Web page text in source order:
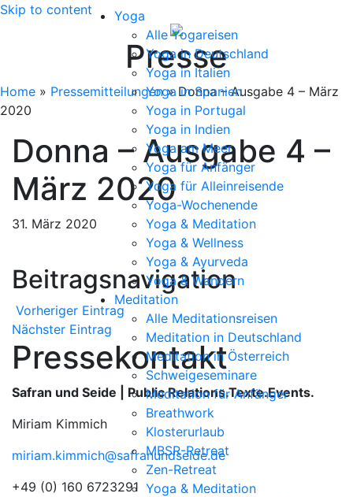
Skip to content
Yoga
Alle Yogareisen
Yoga in Deutschland
Yoga in Italien
Yoga in Spanien
Yoga in Portugal
Yoga in Indien
Yoga am Meer
Yoga für Anfänger
Yoga für Alleinreisende
Yoga-Wochenende
Yoga & Meditation
Yoga & Wellness
Yoga & Ayurveda
Yoga & Wandern
Meditation
Alle Meditationsreisen
Meditation in Deutschland
Meditation in Österreich
Schweigeseminare
Meditation für Anfänger
Breathwork
Klosterurlaub
MBSR-Retreat
Zen-Retreat
Yoga & Meditation
Presse
Home » Pressemitteilungen» Donna – Ausgabe 4 – März
2020
Donna – Ausgabe 4 –
März 2020
31. März 2020
Beitragsnavigation
Vorheriger Eintrag
Nächster Eintrag
Pressekontakt
Safran und Seide | Public Relations.Texte.Events.
Miriam Kimmich
miriam.kimmich@safranundseide.de
+49 (0) 160 6723291